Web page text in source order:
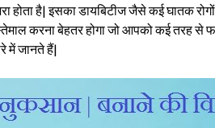
है| इसका डायबिटीज जैसे कई घातक
करना बेहतर होगा जो आपको कई तरह से
में जानते हैं|